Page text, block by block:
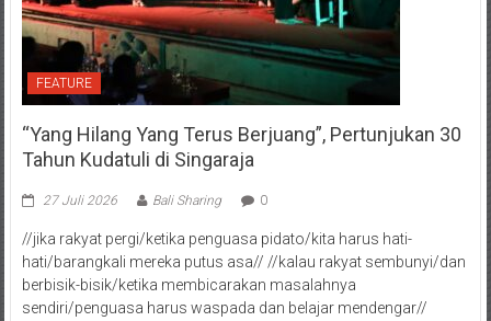
FEATURE
“Yang Hilang Yang Terus Berjuang”, Pertunjukan 30
Tahun Kudatuli di Singaraja
27 Juli 2026 Bali Sharing 0
//jika rakyat pergi/ketika penguasa pidato/kita harus hati-
hati/barangkali mereka putus asa// //kalau rakyat sembunyi/dan
berbisik-bisik/ketika membicarakan masalahnya
sendiri/penguasa harus waspada dan belajar mendengar//